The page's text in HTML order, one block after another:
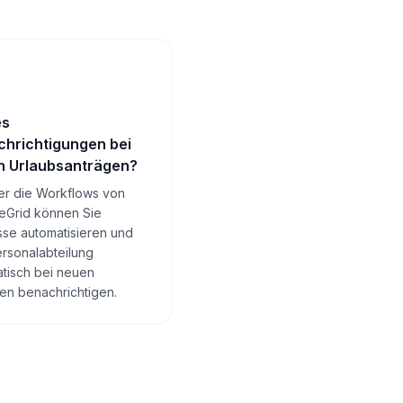
bei
Urlaubsanträgen?
die Workflows von
können Sie
automatisieren und
bei neuen
benachrichtigen.